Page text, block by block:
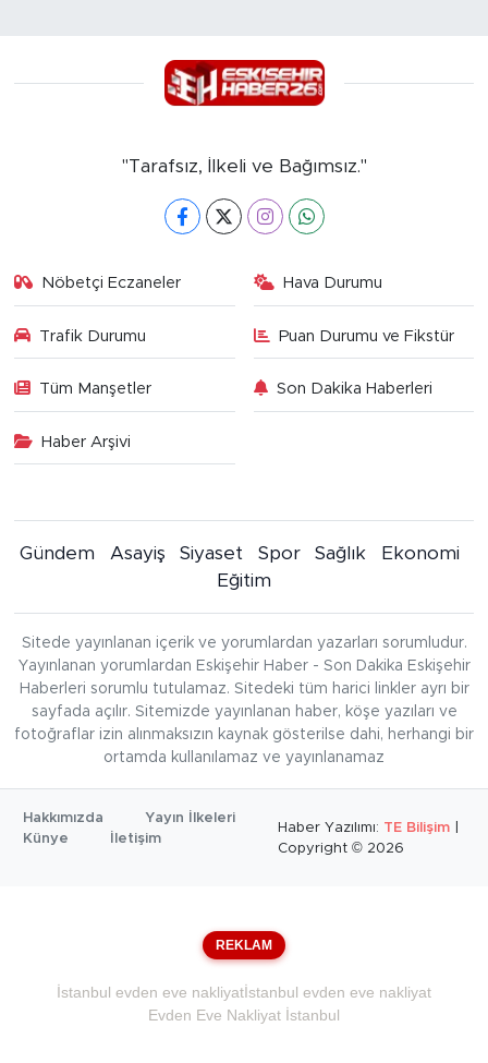
"Tarafsız, İlkeli ve Bağımsız."
Nöbetçi Eczaneler Hava Durumu
Trafik Durumu Puan Durumu ve Fikstür
Tüm Manşetler Son Dakika Haberleri
Haber Arşivi
Gündem Asayiş Siyaset Spor Sağlık
Ekonomi
Eğitim
Sitede yayınlanan içerik ve yorumlardan yazarları sorumludur.
Yayınlanan yorumlardan Eskişehir Haber - Son Dakika Eskişehir
Haberleri sorumlu tutulamaz. Sitedeki tüm harici linkler ayrı bir
sayfada açılır. Sitemizde yayınlanan haber, köşe yazıları ve
fotoğraflar izin alınmaksızın kaynak gösterilse dahi, herhangi bir
ortamda kullanılamaz ve yayınlanamaz
Hakkımızda
Yayın İlkeleri
Künye
İletişim
Haber Yazılımı: TE Bilişim
Copyright © 2026
REKLAM
İstanbul evden eve nakliyatİstanbul evden eve nakliyat
Evden Eve Nakliyat İstanbul